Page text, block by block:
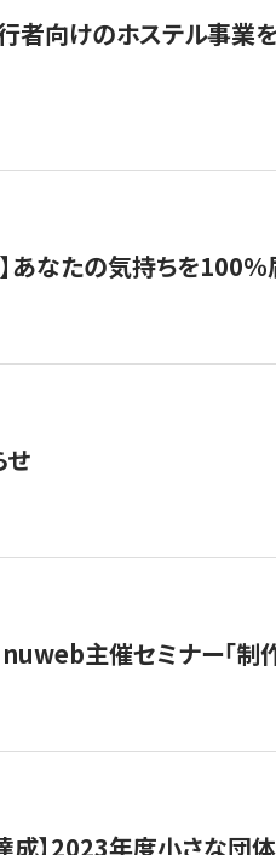
行者向けのホステル事
あなたの気持ちを100
せ
nuweb主催セミナー「
成】2023年度小さな団